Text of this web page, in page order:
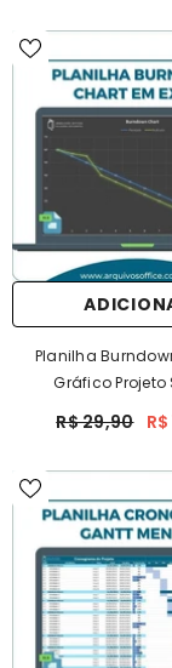
Planilha
Gráfico Projeto
R$ 29,90